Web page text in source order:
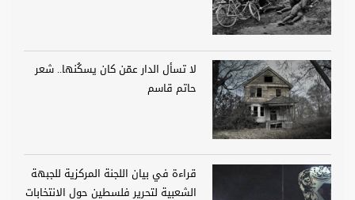
لا تسأل الدار عمّن كان يسكُنها.. شعر
حاتم قاسم
قراءة في بيان اللجنة المركزية للجبهة
الشعبية لتحرير فلسطين حول الانتخابات